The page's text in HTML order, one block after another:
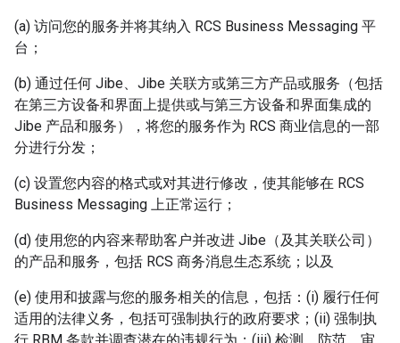
(a) 访问您的服务并将其纳入 RCS Business Messaging 平
台；
(b) 通过任何 Jibe、Jibe 关联方或第三方产品或服务（包括
在第三方设备和界面上提供或与第三方设备和界面集成的
Jibe 产品和服务），将您的服务作为 RCS 商业信息的一部
分进行分发；
(c) 设置您内容的格式或对其进行修改，使其能够在 RCS
Business Messaging 上正常运行；
(d) 使用您的内容来帮助客户并改进 Jibe（及其关联公司）
的产品和服务，包括 RCS 商务消息生态系统；以及
(e) 使用和披露与您的服务相关的信息，包括：(i) 履行任何
适用的法律义务，包括可强制执行的政府要求；(ii) 强制执